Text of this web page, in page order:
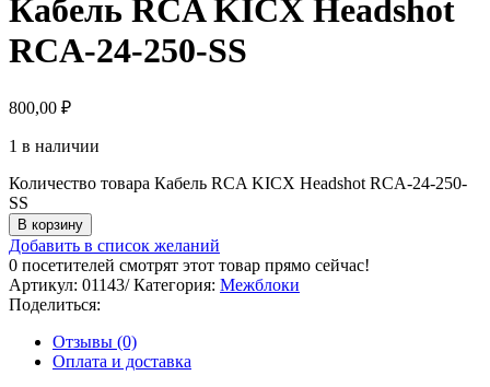
Кабель RCA KICX Headshot
RCA-24-250-SS
800,00 ₽
1 в наличии
Количество товара Кабель RCA KICX Headshot RCA-24-250-
SS
В корзину
Добавить в список желаний
0 посетителей смотрят этот товар прямо сейчас!
Артикул: 01143/Категория: Межблоки
Поделиться:
Отзывы (0)
Оплата и доставка